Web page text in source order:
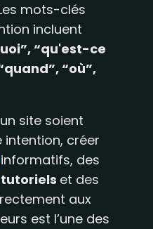
mots-clés
incluent
“qu'est-ce
“où”,
site soient
créer
informatifs, des
tutoriels et des
aux
est l’une des